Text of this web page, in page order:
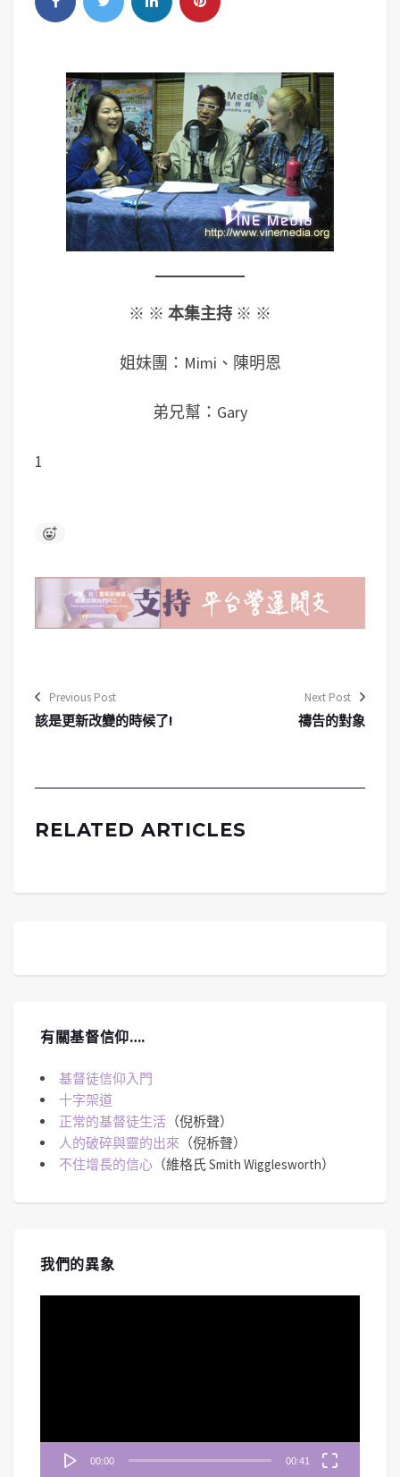
※ ※ 本集主持 ※ ※
姐妹團：Mimi、陳明恩
弟兄幫：Gary
1
Previous Post
該是更新改變的時候了!
Next Post
禱告的對象
RELATED ARTICLES
有關基督信仰….
基督徒信仰入門
十字架道
正常的基督徒生活 （倪柝聲）
人的破碎與靈的出來 （倪柝聲）
不住增長的信心 （維格氏 Smith Wigglesworth）
我們的異象
00:00 00:41